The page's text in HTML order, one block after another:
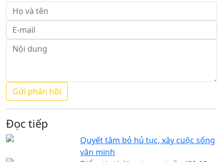
Đọc tiếp
Quyết tâm bỏ hủ tục, xây cuộc sống
văn minh